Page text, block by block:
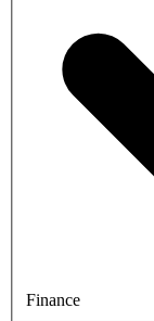
Finance